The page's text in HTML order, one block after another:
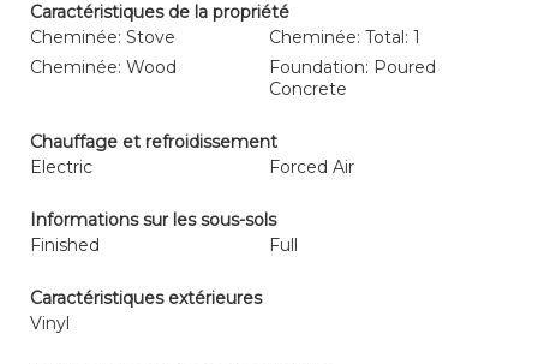
Caractéristiques de la propriété
Cheminée: Stove
Cheminée: Total: 1
Cheminée: Wood
Foundation: Poured
Concrete
Chauffage et refroidissement
Electric
Forced Air
Informations sur les sous-sols
Finished
Full
Caractéristiques extérieures
Vinyl